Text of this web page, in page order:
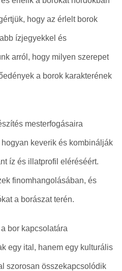
hogy az érlelt borok
ízjegyekkel és
arról, hogy milyen szerepet
a borok karakterének
mesterfogásaira
keverik és kombinálják
íz és illatprofil eléréséért.
finomhangolásában, és
a borászat terén.
bor kapcsolatára
egy ital, hanem egy kulturális
szorosan összekapcsolódik